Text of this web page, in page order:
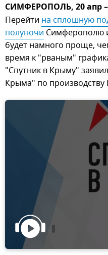
СИМФЕРОПОЛЬ, 20 апр
Перейти на сплошную
полуночи Симферополю
будет намного проще,
время к "рваным"
"Спутник в Крыму"
Крыма" по